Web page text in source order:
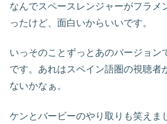
なんでスペースレンジャーがフラメ
ったけど、面白いからいいです。
いっそのことずっとあのバージョン
です。あれはスペイン語圏の視聴者
ないかなぁ。
ケンとバービーのやり取りも笑えま